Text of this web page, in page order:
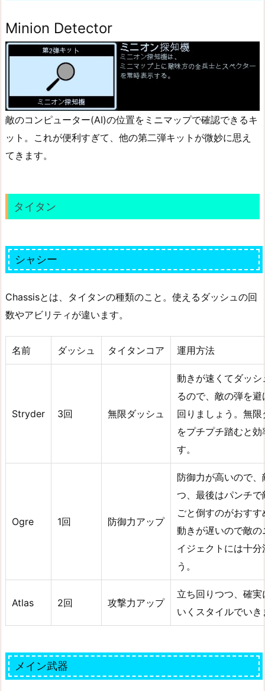
Minion Detector
敵のコンピューター(AI)の位置をミニマップで確認できるキ
ット。これが便利すぎて、他の第二弾キットが微妙に思え
てきます。
タイタン
シャシー
Chassisとは、タイタンの種類のこと。使えるダッシュの回
数やアビリティが違います。
名前 ダッシュ タイタンコア 運用方法
Stryder 3回 無限ダッシュ
動きが速くてダッ
るので、敵の弾を
回りましょう。無
をプチプチ踏むと
す。
Ogre 1回 防御力アップ
防御力が高いので
つ、最後はパンチ
ごと倒すのがおす
動きが遅いので敵
イジェクトには十
う。
Atlas 2回 攻撃力アップ
立ち回りつつ、確
いくスタイルでい
メイン武器